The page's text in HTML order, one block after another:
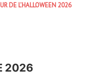
DE L’HALLOWEEN 2026
2026